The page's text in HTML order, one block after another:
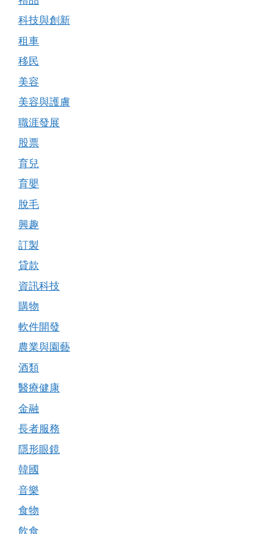
科技與創新
租車
移民
美容
美容與護膚
職涯發展
股票
育兒
育嬰
脫毛
興趣
訂製
貸款
資訊科技
購物
軟件開發
農業與園藝
酒類
醫療健康
金融
長者服務
隱形眼鏡
韓國
音樂
食物
飲食